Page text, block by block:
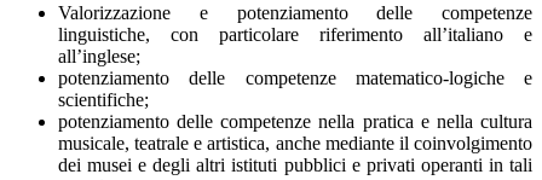
Valorizzazione e potenziamento delle competenze
linguistiche, con particolare riferimento all’italiano e
all’inglese;
potenziamento delle competenze matematico-logiche e
scientifiche;
potenziamento delle competenze nella pratica e nella cultura
musicale, teatrale e artistica, anche mediante il coinvolgimento
dei musei e degli altri istituti pubblici e privati operanti in tali